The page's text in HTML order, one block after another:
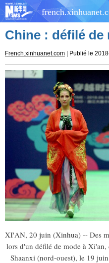
CHINE
CULTURE
SANTÉ
SCI&TECH
TOURISME
DOSSIERS
VIDÉOS
Chine : défilé de
French.xinhuanet.com | Publié le
XI'AN, 20 juin (Xinhua) -- Des
lors d'un défilé de mode à
Shaanxi (nord-ouest), le 19